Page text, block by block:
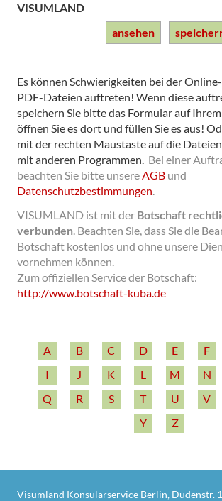
VISUMLAND
ansehen
Es können Schwierigkeiten bei der
PDF-Dateien auftreten! Wenn diese
speichern Sie bitte das Formular auf
öffnen Sie es dort und füllen Sie es aus!
mit der rechten Maustaste auf die
mit anderen Programmen. Bei einer
beachten Sie bitte unsereAGB und
Datenschutzbestimmungen.
VISUMLAND ist mit der Botschaft
verbunden. Beachten Sie, dass Sie die
Botschaft kostenlos und ohne unsere
vornehmen können.
Zum offiziellen Service der Botschaft:
http:/­/­www.botschaft-­kuba.de
A B C D E F
I
J K L M N
Q
R S T U V
Y
Z
Visumland Konsularservice Berlin, Dudenstr.